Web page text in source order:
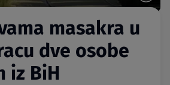
masakra u
dve osobe
iz BiH